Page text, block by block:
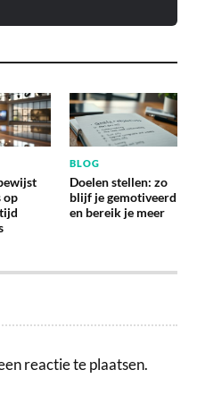
op
BLOG
Doelen stellen: zo
blijf je gemotiveerd
en bereik je meer
reactie te plaatsen.